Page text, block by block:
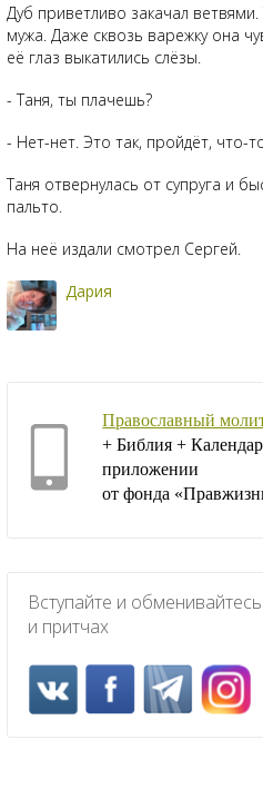
Дуб приветливо закачал
мужа. Даже сквозь варежку она
её глаз выкатились слёзы.
- Таня, ты плачешь?
- Нет-нет. Это так, пройдёт, что-
Таня отвернулась от супруга и
пальто.
На неё издали смотрел Сергей.
Дария
Православный
+ Библия +
приложении
от фонда
Вступайте и
и притчах